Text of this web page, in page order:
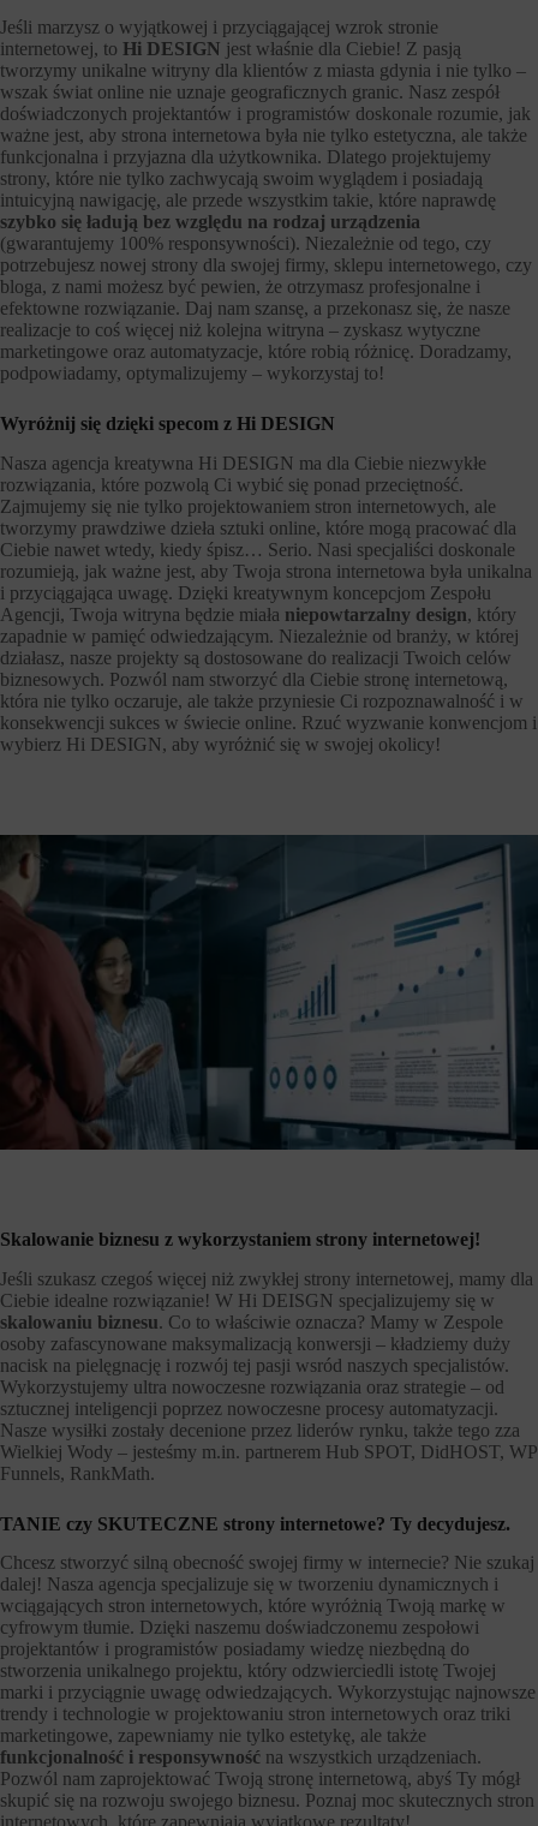
Jeśli marzysz o wyjątkowej i przyciągającej wzrok stronie
internetowej, to Hi DESIGN jest właśnie dla Ciebie! Z pasją
tworzymy unikalne witryny dla klientów z miasta gdynia i nie tylko –
wszak świat online nie uznaje geograficznych granic. Nasz zespół
doświadczonych projektantów i programistów doskonale rozumie, jak
ważne jest, aby strona internetowa była nie tylko estetyczna, ale także
funkcjonalna i przyjazna dla użytkownika. Dlatego projektujemy
strony, które nie tylko zachwycają swoim wyglądem i posiadają
intuicyjną nawigację, ale przede wszystkim takie, które naprawdę
szybko się ładują bez względu na rodzaj urządzenia
(gwarantujemy 100% responsywności). Niezależnie od tego, czy
potrzebujesz nowej strony dla swojej firmy, sklepu internetowego, czy
bloga, z nami możesz być pewien, że otrzymasz profesjonalne i
efektowne rozwiązanie. Daj nam szansę, a przekonasz się, że nasze
realizacje to coś więcej niż kolejna witryna – zyskasz wytyczne
marketingowe oraz automatyzacje, które robią różnicę. Doradzamy,
podpowiadamy, optymalizujemy – wykorzystaj to!
Wyróżnij się dzięki specom z Hi DESIGN
Nasza agencja kreatywna Hi DESIGN ma dla Ciebie niezwykłe
rozwiązania, które pozwolą Ci wybić się ponad przeciętność.
Zajmujemy się nie tylko projektowaniem stron internetowych, ale
tworzymy prawdziwe dzieła sztuki online, które mogą pracować dla
Ciebie nawet wtedy, kiedy śpisz… Serio. Nasi specjaliści doskonale
rozumieją, jak ważne jest, aby Twoja strona internetowa była unikalna
i przyciągająca uwagę. Dzięki kreatywnym koncepcjom Zespołu
Agencji, Twoja witryna będzie miała niepowtarzalny design, który
zapadnie w pamięć odwiedzającym. Niezależnie od branży, w której
działasz, nasze projekty są dostosowane do realizacji Twoich celów
biznesowych. Pozwól nam stworzyć dla Ciebie stronę internetową,
która nie tylko oczaruje, ale także przyniesie Ci rozpoznawalność i w
konsekwencji sukces w świecie online. Rzuć wyzwanie konwencjom i
wybierz Hi DESIGN, aby wyróżnić się w swojej okolicy!
Skalowanie biznesu z wykorzystaniem strony internetowej!
Jeśli szukasz czegoś więcej niż zwykłej strony internetowej, mamy dla
Ciebie idealne rozwiązanie! W Hi DEISGN specjalizujemy się w
skalowaniu biznesu. Co to właściwie oznacza? Mamy w Zespole
osoby zafascynowane maksymalizacją konwersji – kładziemy duży
nacisk na pielęgnację i rozwój tej pasji wsród naszych specjalistów.
Wykorzystujemy ultra nowoczesne rozwiązania oraz strategie – od
sztucznej inteligencji poprzez nowoczesne procesy automatyzacji.
Nasze wysiłki zostały decenione przez liderów rynku, także tego zza
Wielkiej Wody – jesteśmy m.in. partnerem Hub SPOT, DidHOST, WP
Funnels, RankMath.
TANIE czy SKUTECZNE strony internetowe? Ty decydujesz.
Chcesz stworzyć silną obecność swojej firmy w internecie? Nie szukaj
dalej! Nasza agencja specjalizuje się w tworzeniu dynamicznych i
wciągających stron internetowych, które wyróżnią Twoją markę w
cyfrowym tłumie. Dzięki naszemu doświadczonemu zespołowi
projektantów i programistów posiadamy wiedzę niezbędną do
stworzenia unikalnego projektu, który odzwierciedli istotę Twojej
marki i przyciągnie uwagę odwiedzających. Wykorzystując najnowsze
trendy i technologie w projektowaniu stron internetowych oraz triki
marketingowe, zapewniamy nie tylko estetykę, ale także
funkcjonalność i responsywność na wszystkich urządzeniach.
Pozwól nam zaprojektować Twoją stronę internetową, abyś Ty mógł
skupić się na rozwoju swojego biznesu. Poznaj moc skutecznych stron